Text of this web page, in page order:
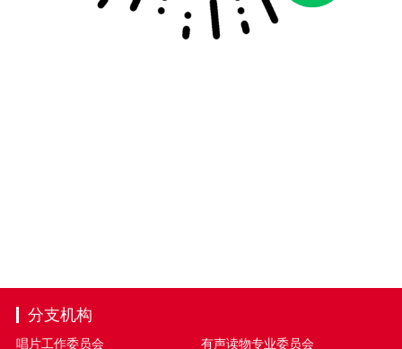
分支机构
唱片工作委员会 有声读物专业委员会